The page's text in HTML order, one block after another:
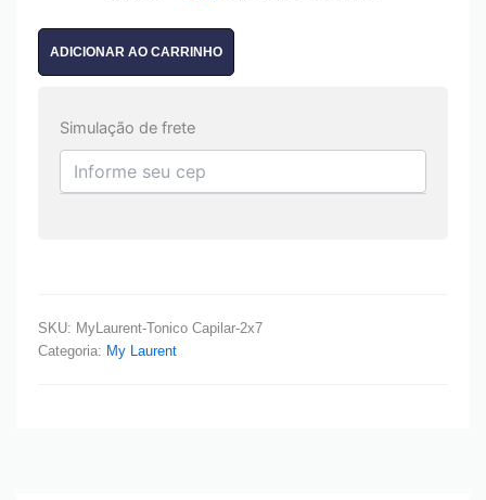
ADICIONAR AO CARRINHO
Simulação de frete
SKU: MyLaurent-Tonico Capilar-2x7
Categoria: My Laurent